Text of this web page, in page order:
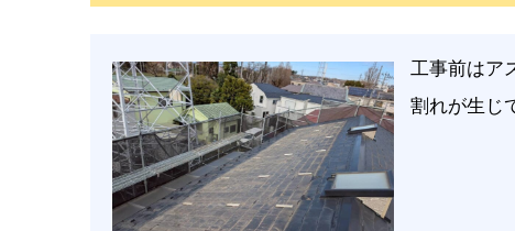
工事前はア
割れが生じ